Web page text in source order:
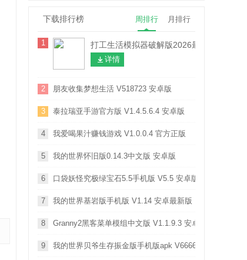
下载排行榜 周排行 月排行
1 打工生活模拟器破解版2026最新版本
详情
2 朋友收集梦想生活 V518723 安卓版
3 泰拉瑞亚手游官方版 V1.4.5.6.4 安卓版
4 我爱喝果汁赚钱游戏 V1.0.0.4 官方正版
5 我的世界怀旧版0.14.3中文版 安卓版
6 口袋妖怪究极绿宝石5.5手机版 V5.5 安卓版
7 我的世界基岩版手机版 V1.14 安卓最新版
8 Granny2黑客菜单模组中文版 V1.1.9.3 安卓版
9 我的世界贝爷生存振金版手机版apk V6666 安卓版